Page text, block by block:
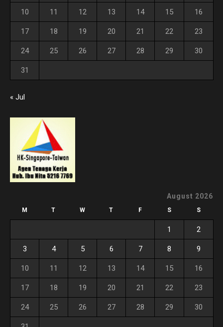
10 11 12 13 14 15 16
17 18 19 20 21 22 23
24 25 26 27 28 29 30
31
« Jul
August 2026
M T W T F S S
1 2
3 4 5 6 7 8 9
10 11 12 13 14 15 16
17 18 19 20 21 22 23
24 25 26 27 28 29 30